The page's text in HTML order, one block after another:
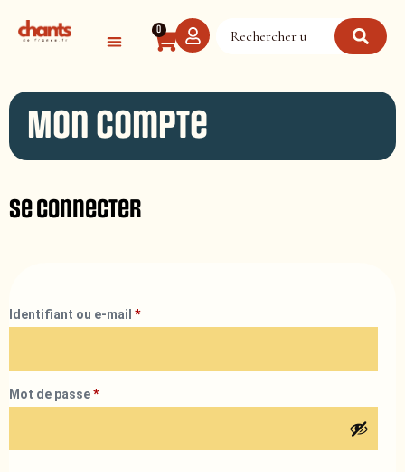
0
Mon compte
Se connecter
Identifiant ou e-mail *
Mot de passe*